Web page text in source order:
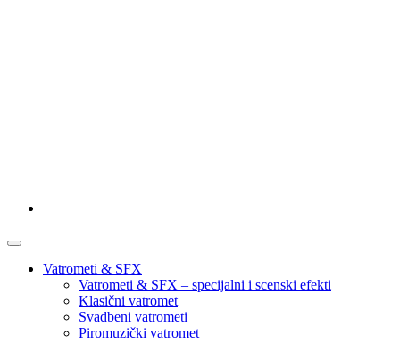
Vatrometi & SFX
Vatrometi & SFX – specijalni i scenski efekti
Klasični vatromet
Svadbeni vatrometi
Piromuzički vatromet